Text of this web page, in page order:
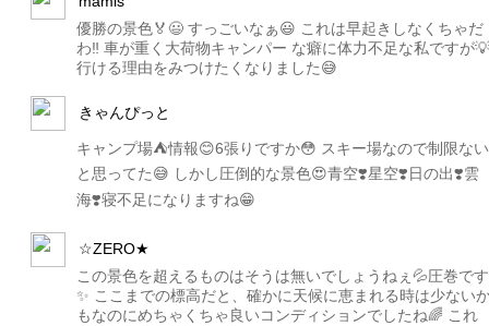
優勝の景色🏅😃 すっごいなぁ😃 これは早起きしなくちゃだ
わ‼️ 車が重く大荷物キャンパー な癖に体力不足な私ですが💡
行ける理由をみつけたくなりました😅
きゃんぴっと
キャンプ場⛺️情報😊6張りですか😳 スキー場なので制限ない
と思ってた😅 しかし圧倒的な景色😍青空❣️星空❣️日の出❣️雲
海❣️寝不足になりますね😁
☆ZERO★
この景色を超えるものはそうは無いでしょうねぇ💦圧巻です
✨ ここまでの標高だと、確かに天候に恵まれる時は少ない
もなのにめちゃくちゃ良いコンディションでしたね🌈 これ